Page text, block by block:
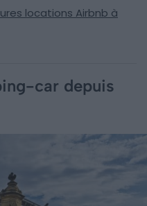
locations Airbnb à
car depuis